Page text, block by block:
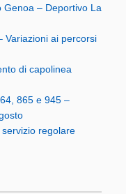
Genoa – Deportivo La
Variazioni ai percorsi
di capolinea
865 e 945 –
regolare